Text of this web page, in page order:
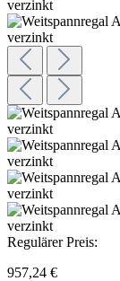
Regulärer Preis:
957,24 €